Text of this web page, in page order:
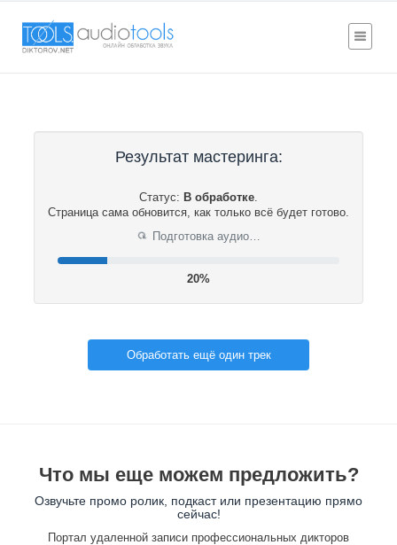
Результат мастеринга:
Статус: В обработке.
Страница сама обновится, как только всё будет готово.
⟳ Подготовка аудио…
20%
Обработать ещё один трек
Что мы еще можем предложить?
Озвучьте промо ролик, подкаст или презентацию прямо
сейчас!
Портал удаленной записи профессиональных дикторов